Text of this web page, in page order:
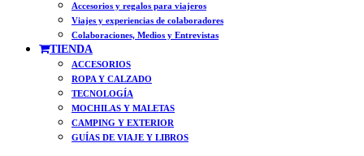
Accesorios y regalos para viajeros
Viajes y experiencias de colaboradores
Colaboraciones, Medios y Entrevistas
TIENDA
ACCESORIOS
ROPA Y CALZADO
TECNOLOGÍA
MOCHILAS Y MALETAS
CAMPING Y EXTERIOR
GUÍAS DE VIAJE Y LIBROS